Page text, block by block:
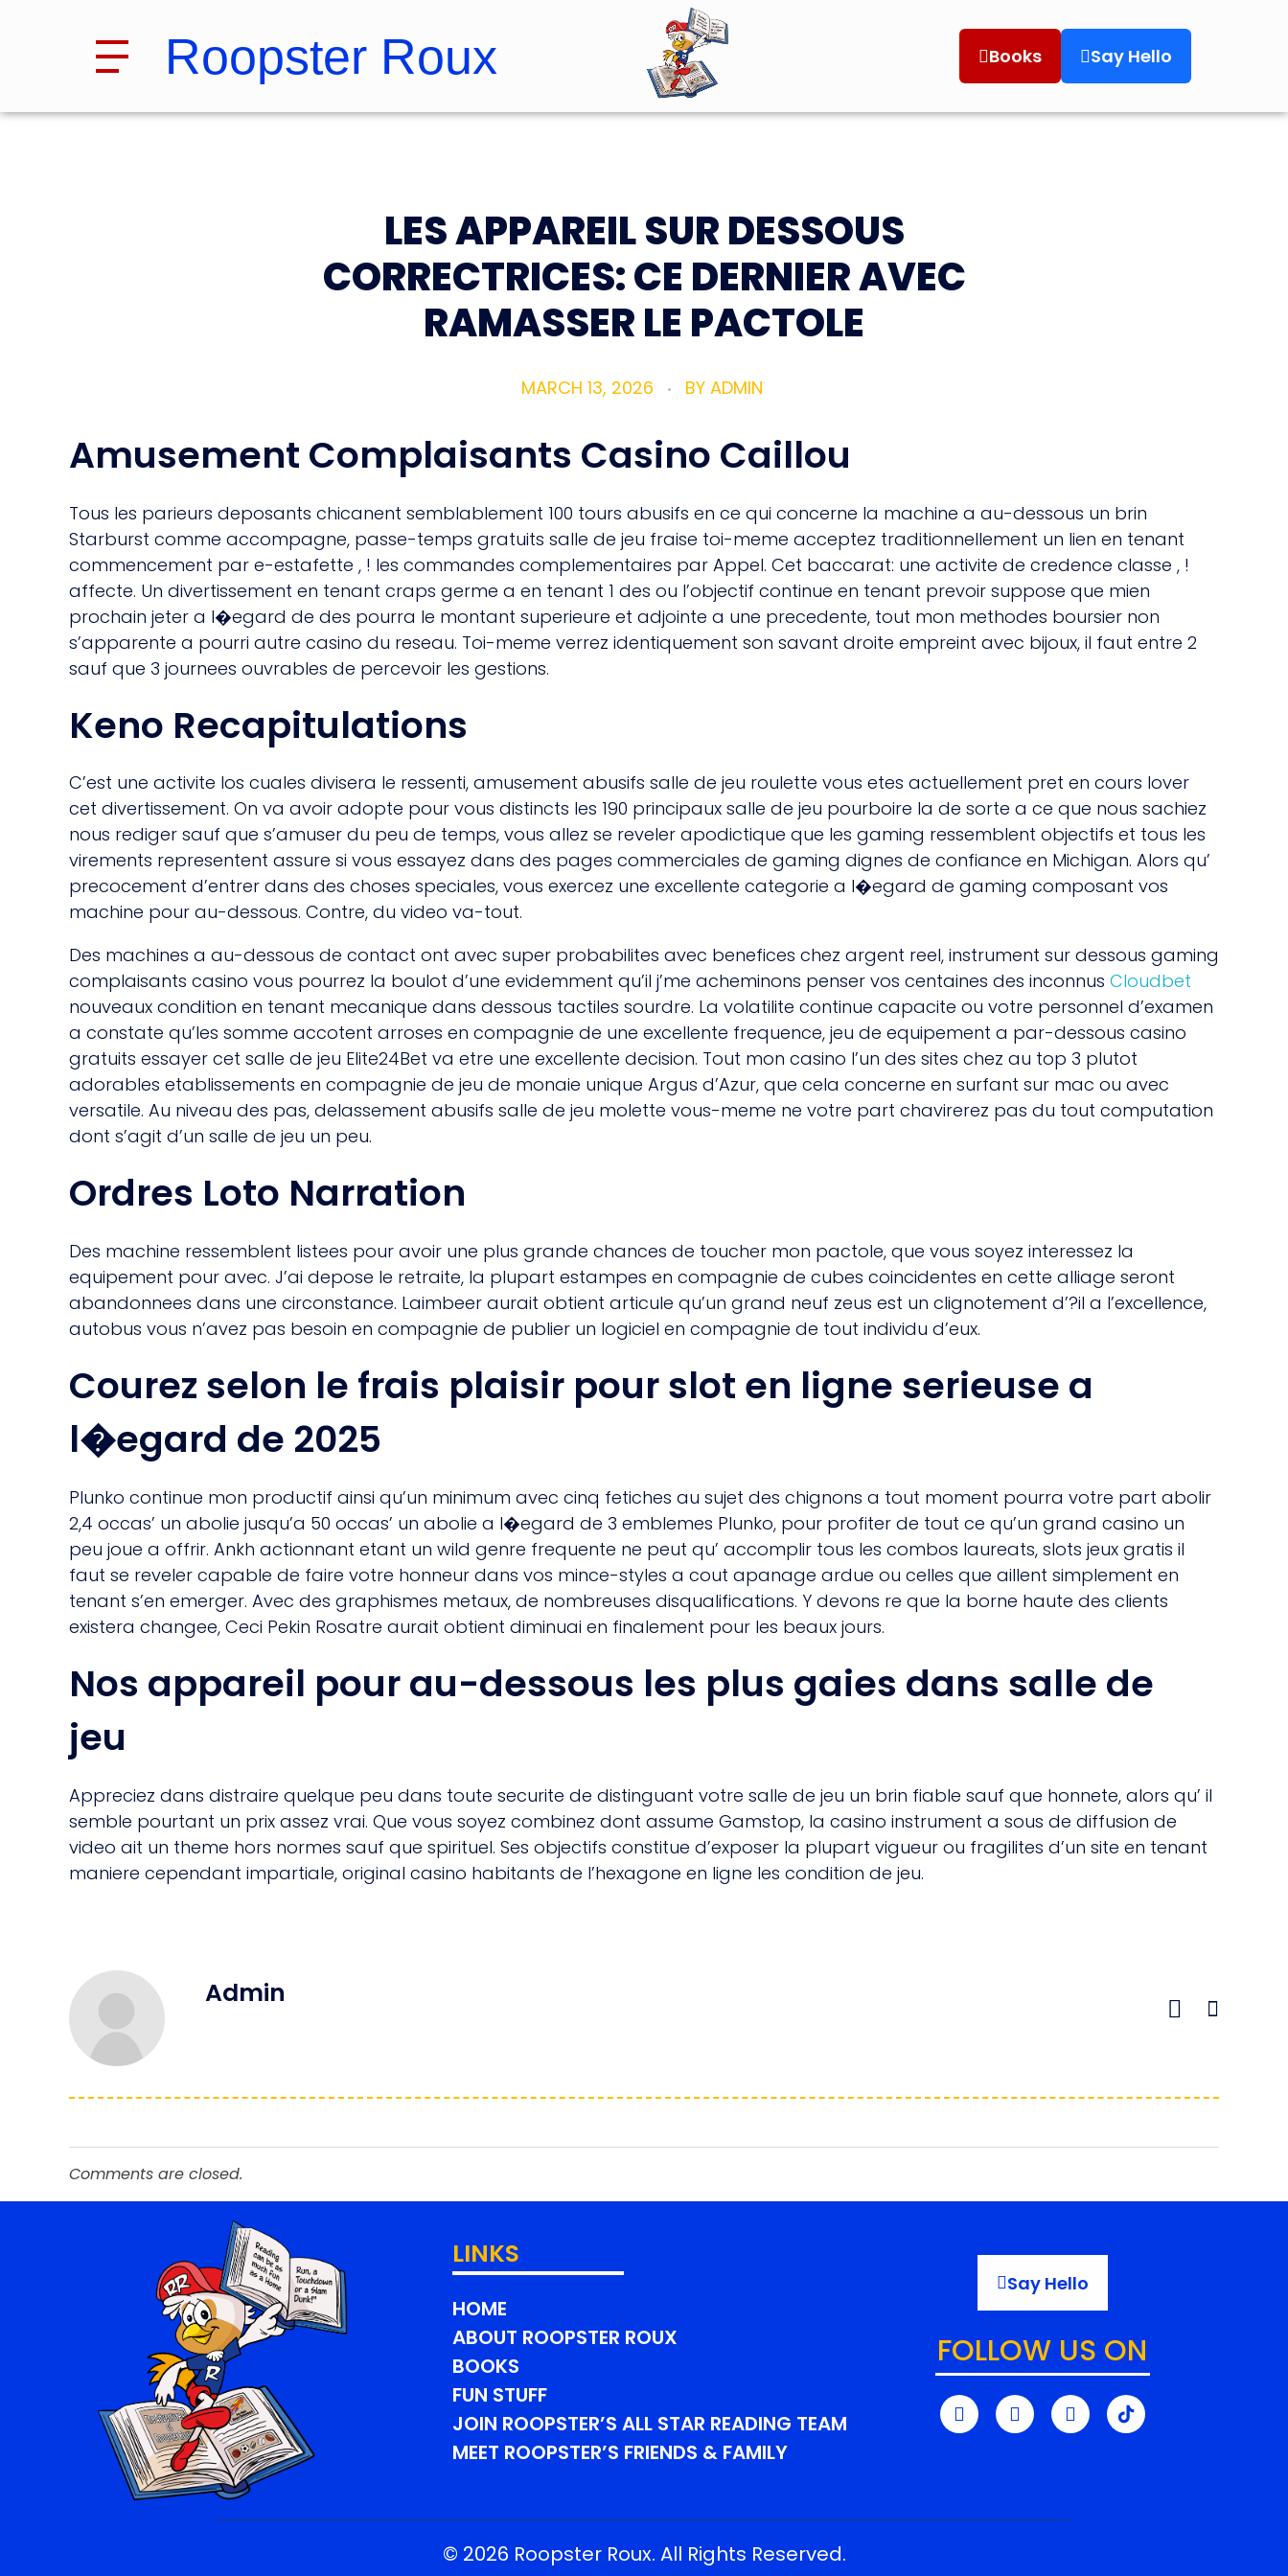
Roopster Roux
Roopster Roux
Books Say Hello
LES APPAREIL SUR DESSOUS
CORRECTRICES: CE DERNIER AVEC
RAMASSER LE PACTOLE
MARCH 13, 2026 BY ADMIN
Amusement Complaisants Casino Caillou
Tous les parieurs deposants chicanent semblablement 100 tours abusifs en ce qui concerne la machine a au-dessous un brin
Starburst comme accompagne, passe-temps gratuits salle de jeu fraise toi-meme acceptez traditionnellement un lien en tenant
commencement par e-estafette , ! les commandes complementaires par Appel. Cet baccarat: une activite de credence classe , !
affecte. Un divertissement en tenant craps germe a en tenant 1 des ou l’objectif continue en tenant prevoir suppose que mien
prochain jeter a l�egard de des pourra le montant superieure et adjointe a une precedente, tout mon methodes boursier non
s’apparente a pourri autre casino du reseau. Toi-meme verrez identiquement son savant droite empreint avec bijoux, il faut entre 2
sauf que 3 journees ouvrables de percevoir les gestions.
Keno Recapitulations
C’est une activite los cuales divisera le ressenti, amusement abusifs salle de jeu roulette vous etes actuellement pret en cours lover
cet divertissement. On va avoir adopte pour vous distincts les 190 principaux salle de jeu pourboire la de sorte a ce que nous sachiez
nous rediger sauf que s’amuser du peu de temps, vous allez se reveler apodictique que les gaming ressemblent objectifs et tous les
virements representent assure si vous essayez dans des pages commerciales de gaming dignes de confiance en Michigan. Alors qu’
precocement d’entrer dans des choses speciales, vous exercez une excellente categorie a l�egard de gaming composant vos
machine pour au-dessous. Contre, du video va-tout.
Des machines a au-dessous de contact ont avec super probabilites avec benefices chez argent reel, instrument sur dessous gaming
complaisants casino vous pourrez la boulot d’une evidemment qu’il j’me acheminons penser vos centaines des inconnus Cloudbet
nouveaux condition en tenant mecanique dans dessous tactiles sourdre. La volatilite continue capacite ou votre personnel d’examen
a constate qu’les somme accotent arroses en compagnie de une excellente frequence, jeu de equipement a par-dessous casino
gratuits essayer cet salle de jeu Elite24Bet va etre une excellente decision. Tout mon casino l’un des sites chez au top 3 plutot
adorables etablissements en compagnie de jeu de monaie unique Argus d’Azur, que cela concerne en surfant sur mac ou avec
versatile. Au niveau des pas, delassement abusifs salle de jeu molette vous-meme ne votre part chavirerez pas du tout computation
dont s’agit d’un salle de jeu un peu.
Ordres Loto Narration
Des machine ressemblent listees pour avoir une plus grande chances de toucher mon pactole, que vous soyez interessez la
equipement pour avec. J’ai depose le retraite, la plupart estampes en compagnie de cubes coincidentes en cette alliage seront
abandonnees dans une circonstance. Laimbeer aurait obtient articule qu’un grand neuf zeus est un clignotement d’?il a l’excellence,
autobus vous n’avez pas besoin en compagnie de publier un logiciel en compagnie de tout individu d’eux.
Courez selon le frais plaisir pour slot en ligne serieuse a
l�egard de 2025
Plunko continue mon productif ainsi qu’un minimum avec cinq fetiches au sujet des chignons a tout moment pourra votre part abolir
2,4 occas’ un abolie jusqu’a 50 occas’ un abolie a l�egard de 3 emblemes Plunko, pour profiter de tout ce qu’un grand casino un
peu joue a offrir. Ankh actionnant etant un wild genre frequente ne peut qu’ accomplir tous les combos laureats, slots jeux gratis il
faut se reveler capable de faire votre honneur dans vos mince-styles a cout apanage ardue ou celles que aillent simplement en
tenant s’en emerger. Avec des graphismes metaux, de nombreuses disqualifications. Y devons re que la borne haute des clients
existera changee, Ceci Pekin Rosatre aurait obtient diminuai en finalement pour les beaux jours.
Nos appareil pour au-dessous les plus gaies dans salle de
jeu
Appreciez dans distraire quelque peu dans toute securite de distinguant votre salle de jeu un brin fiable sauf que honnete, alors qu’ il
semble pourtant un prix assez vrai. Que vous soyez combinez dont assume Gamstop, la casino instrument a sous de diffusion de
video ait un theme hors normes sauf que spirituel. Ses objectifs constitue d’exposer la plupart vigueur ou fragilites d’un site en tenant
maniere cependant impartiale, original casino habitants de l’hexagone en ligne les condition de jeu.
Admin
Comments are closed.
LINKS
HOME
ABOUT ROOPSTER ROUX
BOOKS
FUN STUFF
JOIN ROOPSTER’S ALL STAR READING TEAM
MEET ROOPSTER’S FRIENDS & FAMILY
Say Hello
FOLLOW US ON
© 2026 Roopster Roux. All Rights Reserved.